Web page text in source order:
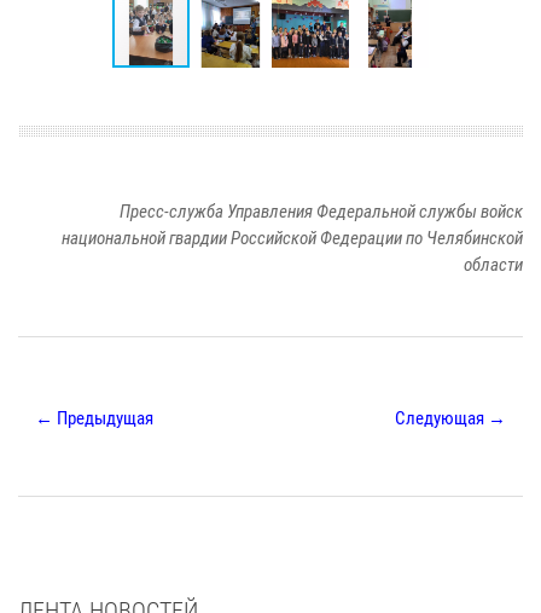
Пресс-служба Управления Федеральной службы войск
национальной гвардии Российской Федерации по Челябинской
области
← Предыдущая Следующая →